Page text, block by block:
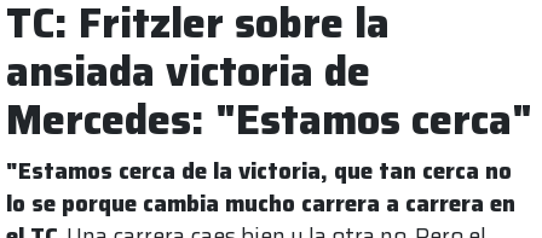
TC: Fritzler sobre la
ansiada victoria de
Mercedes: "Estamos cerca"
"Estamos cerca de la victoria, que tan cerca no
lo se porque cambia mucho carrera a carrera en